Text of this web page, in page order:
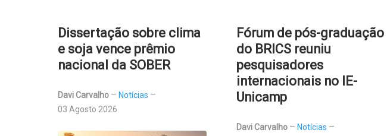
Dissertação sobre clima
e soja vence prêmio
nacional da SOBER
Davi Carvalho
Notícias
03 Agosto 2026
Fórum de pós-graduação
do BRICS reuniu
pesquisadores
internacionais no IE-
Unicamp
Davi Carvalho
Notícias